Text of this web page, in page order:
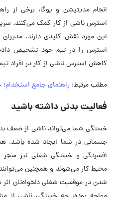
انجام مدیتیشن و یوگا، برخی از
استرس ناشی از کار کمک می‌کنند.
این مورد نقش کلیدی دارند. مدیران
استرس را در تیم خود تشخیص
کاهش استرس ناشی از کار در افراد
مطلب مرتبط: راهنمای جامع استخدام؛
فعالیت بدنی داشته باشید
خستگی شما می‌تواند ناشی از ضعف
جسمانی در شما ایجاد شده باشد.
افسردگی و خستگی شغلی نیز
محیط کار می‌شوند و همچنین
شدن در موقعیت شغلی دلخواه‌تان اثر